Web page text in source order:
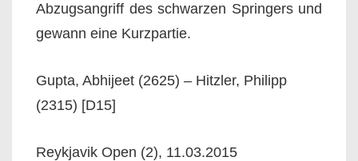
Abzugsangriff des schwarzen Springers und
gewann eine Kurzpartie.
Gupta, Abhijeet (2625) – Hitzler, Philipp
(2315) [D15]
Reykjavik Open (2), 11.03.2015